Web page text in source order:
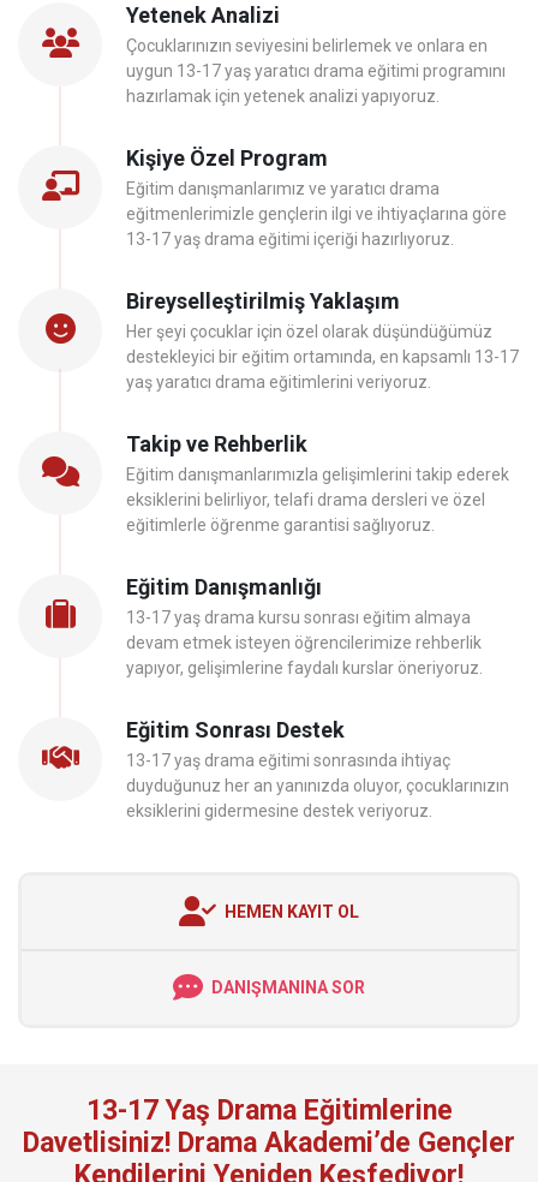
Yetenek Analizi
Çocuklarınızın seviyesini belirlemek ve onlara en
uygun 13-17 yaş yaratıcı drama eğitimi programını
hazırlamak için yetenek analizi yapıyoruz.
Kişiye Özel Program
Eğitim danışmanlarımız ve yaratıcı drama
eğitmenlerimizle gençlerin ilgi ve ihtiyaçlarına göre
13-17 yaş drama eğitimi içeriği hazırlıyoruz.
Bireyselleştirilmiş Yaklaşım
Her şeyi çocuklar için özel olarak düşündüğümüz
destekleyici bir eğitim ortamında, en kapsamlı 13-17
yaş yaratıcı drama eğitimlerini veriyoruz.
Takip ve Rehberlik
Eğitim danışmanlarımızla gelişimlerini takip ederek
eksiklerini belirliyor, telafi drama dersleri ve özel
eğitimlerle öğrenme garantisi sağlıyoruz.
Eğitim Danışmanlığı
13-17 yaş drama kursu sonrası eğitim almaya
devam etmek isteyen öğrencilerimize rehberlik
yapıyor, gelişimlerine faydalı kurslar öneriyoruz.
Eğitim Sonrası Destek
13-17 yaş drama eğitimi sonrasında ihtiyaç
duyduğunuz her an yanınızda oluyor, çocuklarınızın
eksiklerini gidermesine destek veriyoruz.
HEMEN KAYIT OL
DANIŞMANINA SOR
13-17 Yaş Drama Eğitimlerine
Davetlisiniz! Drama Akademi’de Gençler
Kendilerini Yeniden Keşfediyor!